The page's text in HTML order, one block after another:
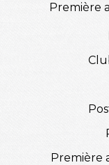
Première
Première